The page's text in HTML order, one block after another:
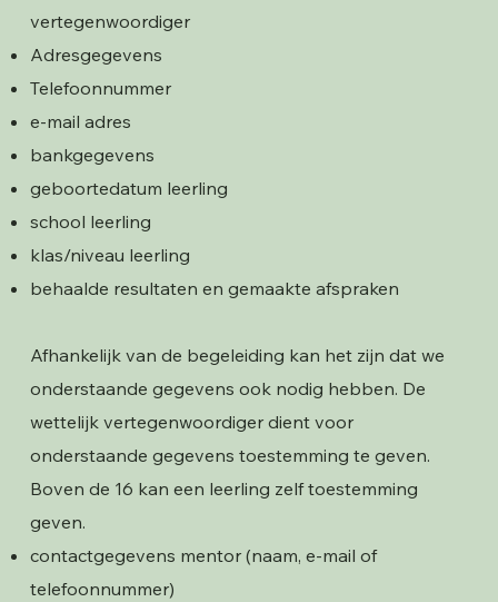
vertegenwoordiger
Adresgegevens
Telefoonnummer
e-mail adres
bankgegevens
geboortedatum leerling
school leerling
klas/niveau leerling
behaalde resultaten en gemaakte afspraken
Afhankelijk van de begeleiding kan het zijn dat we
onderstaande gegevens ook nodig hebben. De
wettelijk vertegenwoordiger dient voor
onderstaande gegevens toestemming te geven.
Boven de 16 kan een leerling zelf toestemming
geven.
contactgegevens mentor (naam, e-mail of
telefoonnummer)